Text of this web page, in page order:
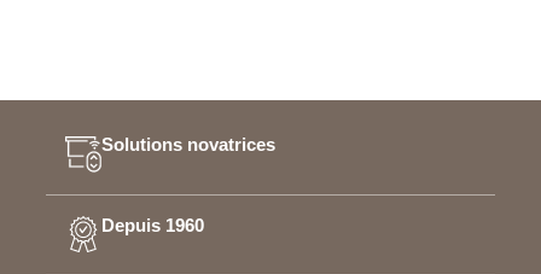
Solutions novatrices
Depuis 1960